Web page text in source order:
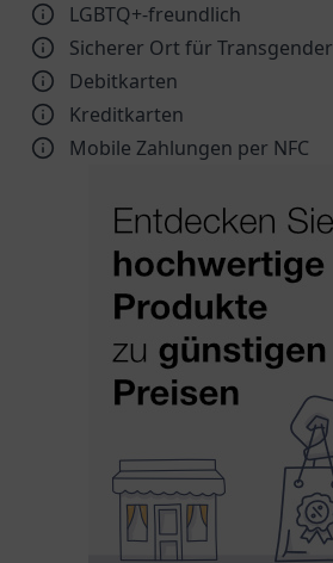
LGBTQ+-freundlich
Sicherer Ort für Transgender
Debitkarten
Kreditkarten
Mobile Zahlungen per NFC